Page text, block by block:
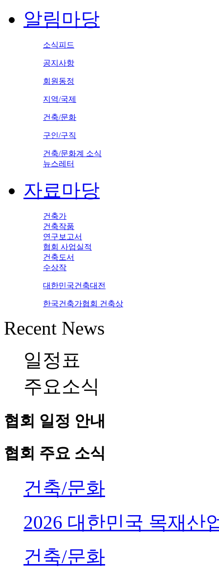
알림마당
소식피드
공지사항
회원동정
지역/국제
건축/문화
구인/구직
건축/문화계 소식
뉴스레터
자료마당
건축가
건축작품
연구보고서
협회 사업실적
건축도서
수상작
대한민국건축대전
한국건축가협회 건축상
Recent News
일정표
주요소식
협회 일정 안내
협회 주요 소식
건축/문화
2026 대한민국 목재산
건축/문화